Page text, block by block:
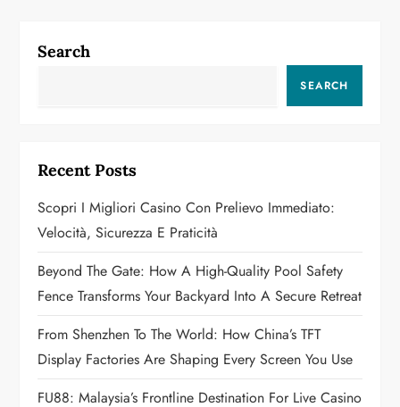
a
g
a
t
i
o
n
Search
SEARCH
Recent Posts
Scopri I Migliori Casino Con Prelievo Immediato:
Velocità, Sicurezza E Praticità
Beyond The Gate: How A High-Quality Pool Safety
Fence Transforms Your Backyard Into A Secure Retreat
From Shenzhen To The World: How China’s TFT
Display Factories Are Shaping Every Screen You Use
FU88: Malaysia’s Frontline Destination For Live Casino